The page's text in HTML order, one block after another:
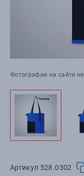
Фотографии на сайте
Артикул 528.0302